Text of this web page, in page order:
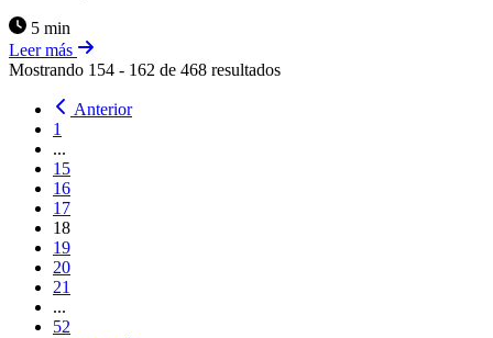
5 min
Leer más
Mostrando 154 - 162 de 468 resultados
Anterior
1
...
15
16
17
18
19
20
21
...
52